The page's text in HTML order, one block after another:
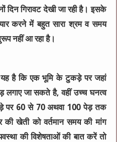
दिन गिरावट देखी जा रही है। इसके
करने में बहुत सारा श्रम व समय
नहीं आ रहा है।
है कि एक भूमि के टुकड़े पर जहां
जा सकते है, वहीं उच्च घनत्व
पर 60 से 70 अथवा 100 पेड़ तक
खेती को वर्तमान समय की मांग
की विशेषताओं की बात करें तो